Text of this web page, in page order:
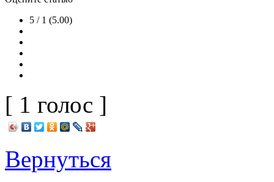
5 / 1 (5.00)
[ 1 голос ]
Вернуться